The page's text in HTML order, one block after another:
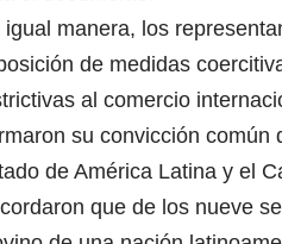
igual manera, los
de medidas
al comercio
su convicción común
de América Latina y el
que de los nueve